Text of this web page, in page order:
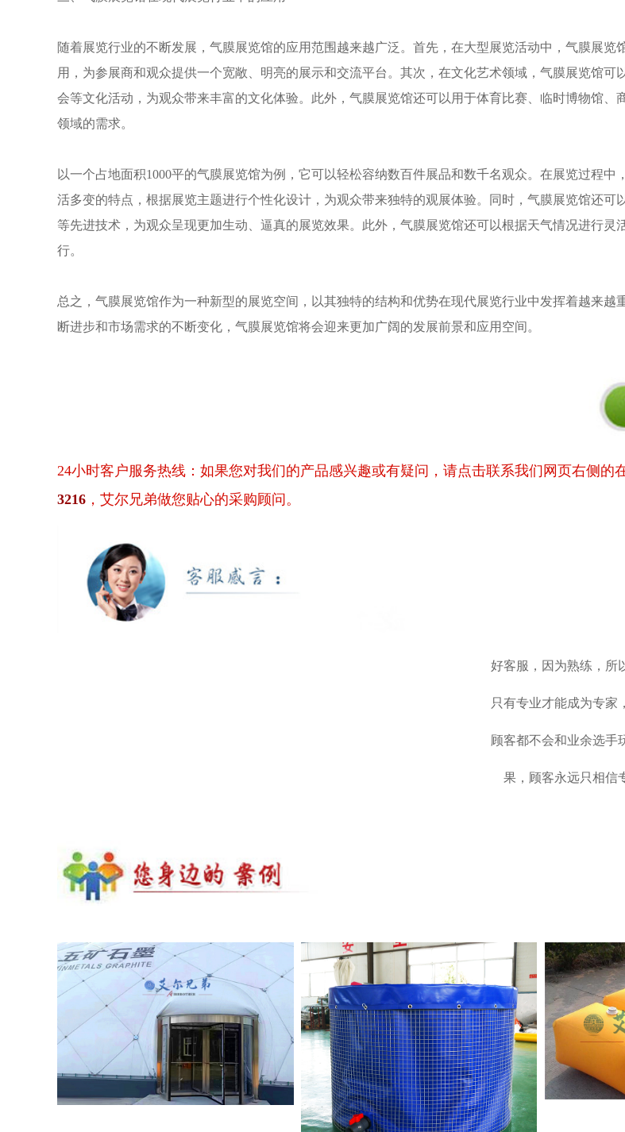
随着展览行业的不断发展，气膜展览馆的应用范围越来越广泛。首先，在大型展览活动中，气膜展览
用，为参展商和观众提供一个宽敞、明亮的展示和交流平台。其次，在文化艺术领域，气膜展览馆可
会等文化活动，为观众带来丰富的文化体验。此外，气膜展览馆还可以用于体育比赛、临时博物馆、
领域的需求。
以一个占地面积1000平的气膜展览馆为例，它可以轻松容纳数百件展品和数千名观众。在展览过程中
活多变的特点，根据展览主题进行个性化设计，为观众带来独特的观展体验。同时，气膜展览馆还可
等先进技术，为观众呈现更加生动、逼真的展览效果。此外，气膜展览馆还可以根据天气情况进行灵
行。
总之，气膜展览馆作为一种新型的展览空间，以其独特的结构和优势在现代展览行业中发挥着越来越
断进步和市场需求的不断变化，气膜展览馆将会迎来更加广阔的发展前景和应用空间。
24小时客户服务热线：如果您对我们的产品感兴趣或有疑问，请点击联系我们网页右侧的
3216 ，艾尔兄弟做您贴心的采购顾问。
好客服，因为熟练，所
只有专业才能成为专家
顾客都不会和业余选手
果，顾客永远只相信